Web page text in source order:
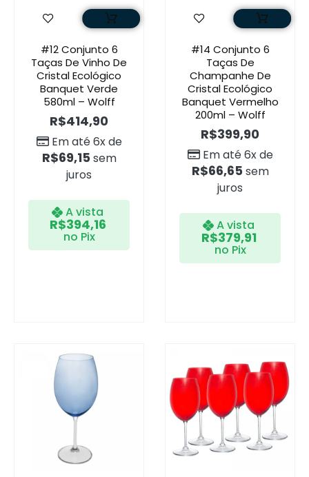
#12 Conjunto 6
Taças De Vinho De
Cristal Ecológico
Banquet Verde
580ml – Wolff
R$414,90
Em até 6x de
R$69,15 sem
juros
A vista
R$394,16
no Pix
#14 Conjunto 6
Taças De
Champanhe De
Cristal Ecológico
Banquet Vermelho
200ml – Wolff
R$399,90
Em até 6x de
R$66,65 sem
juros
A vista
R$379,91
no Pix